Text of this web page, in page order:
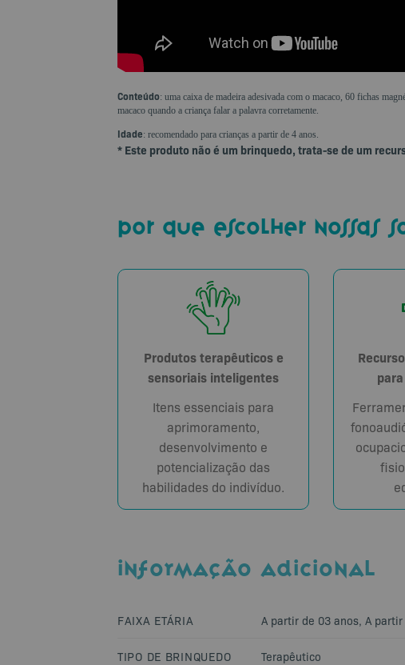
Conteúdo: uma caixa de madeira adesivada com o macaco, 60 fichas
macaco quando a criança falar a palavra corretamente.
Idade: recomendado para crianças a partir de 4 anos.
* Este produto não é um brinquedo, trata-se de um
por que escolher nossas
Produtos terapêuticos e
sensoriais inteligentes
Itens essenciais para
aprimoramento,
desenvolvimento e
potencialização das
habilidades do indivíduo.
INFORMAÇÃO ADICIONAL
FAIXA ETÁRIA A partir de 03 anos, A
TIPO DE BRINQUEDO Terapêutico